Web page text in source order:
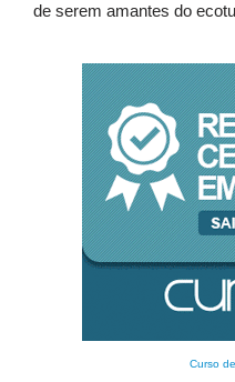
de serem amantes do
Curso